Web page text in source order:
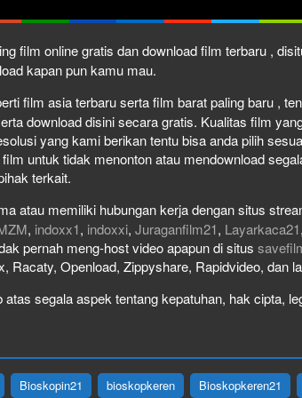
film online gratis dan download film terbaru ,
kapan pun kamu mau.
film asia terbaru serta film barat paling baru ,
download disini secara gratis. Kualitas film
yang kami berikan tentu bisa anda pilih
untuk tidak menonton atau mendownload
terkait.
atau memiliki hubungan kerja dengan situs
, indoxx1, indoxxi, Juraganfilm21, Layarkaca21,
pernah meng-host video apapun di situs
Racaty, Openload, Zippyshare, Rapidvideo, dan
atas segala aspek tentang kepatuhan, hak cipta,
Bioskopin21 bioskopkeren Bioskopkeren21